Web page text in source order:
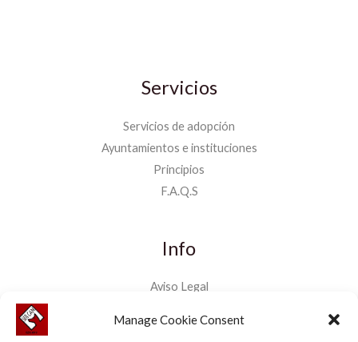
Manage Cookie Consent
Servicios
Servicios de adopción
Ayuntamientos e instituciones
Principios
F.A.Q.S
Info
Aviso Legal
Política Cookies